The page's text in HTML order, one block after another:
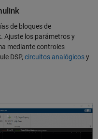
de bloques de
Ajuste los parámetros y
mediante controles
DSP, circuitos analógicosy